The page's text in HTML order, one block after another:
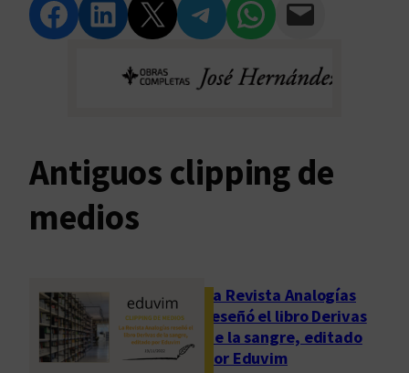
Compartir en Facebook Compartir en LinkedIn Compartir en Twitter Compartir en Telegram Compartir en WhatsApp Compartir vía Email
Antiguos clipping de
medios
La Revista Analogías
reseñó el libro Derivas
de la sangre, editado
por Eduvim